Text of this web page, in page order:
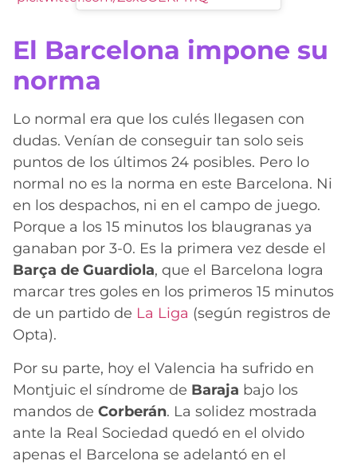
El Barcelona impone su
norma
Lo normal era que los culés llegasen con
dudas. Venían de conseguir tan solo seis
puntos de los últimos 24 posibles. Pero lo
normal no es la norma en este Barcelona. Ni
en los despachos, ni en el campo de juego.
Porque a los 15 minutos los blaugranas ya
ganaban por 3-0. Es la primera vez desde el
Barça de Guardiola, que el Barcelona logra
marcar tres goles en los primeros 15 minutos
de un partido de La Liga (según registros de
Opta).
Por su parte, hoy el Valencia ha sufrido en
Montjuic el síndrome de Baraja bajo los
mandos de Corberán. La solidez mostrada
ante la Real Sociedad quedó en el olvido
apenas el Barcelona se adelantó en el